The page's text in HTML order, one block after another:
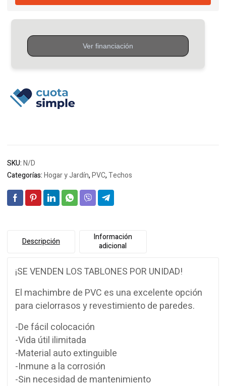
Nieve
Liso
5
6MT
cantidad
SKU:N/D
Categorías:Hogar y Jardín,PVC,Techos
Descripción
Información
adicional
¡SE VENDEN LOS TABLONES POR UNIDAD!
El machimbre de PVC es una excelente opción
para cielorrasos y revestimiento de paredes.
-De fácil colocación
-Vida útil ilimitada
-Material auto extinguible
-Inmune a la corrosión
-Sin necesidad de mantenimiento